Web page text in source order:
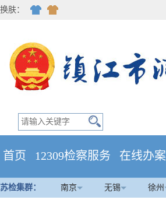
换肤：
首页 12309检察服务 在线办案
苏检集群： 南京 无锡 徐州